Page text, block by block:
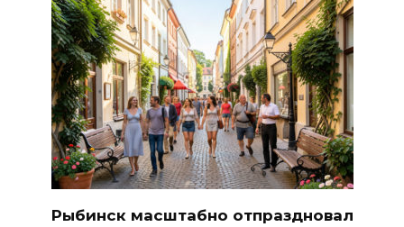
Рыбинск масштабно отпраздновал